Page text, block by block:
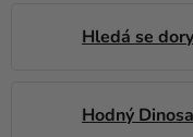
Hledá se dory
Hodný